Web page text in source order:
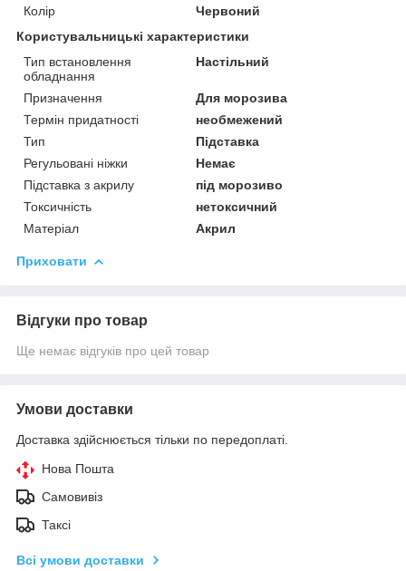
Колір
Червоний
Користувальницькі характеристики
Тип встановлення
обладнання
Настільний
Призначення
Для морозива
Термін придатності
необмежений
Тип
Підставка
Регульовані ніжки
Немає
Підставка з акрилу
під морозиво
Токсичність
нетоксичний
Матеріал
Акрил
Приховати
Відгуки про товар
Ще немає відгуків про цей товар
Умови доставки
Доставка здійснюється тільки по передоплаті.
Нова Пошта
Самовивіз
Таксі
Всі умови доставки